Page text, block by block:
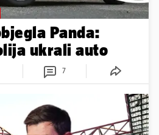
Panda:
ukrali auto
7